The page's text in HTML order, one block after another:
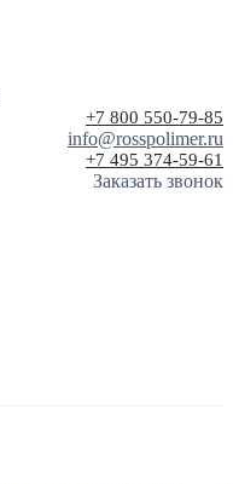
+7 800 550-79-85
info@rosspolimer.ru
+7 495 374-59-61
Заказать звонок